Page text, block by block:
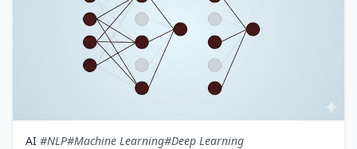
AI #NLP#Machine Learning#Deep Learning